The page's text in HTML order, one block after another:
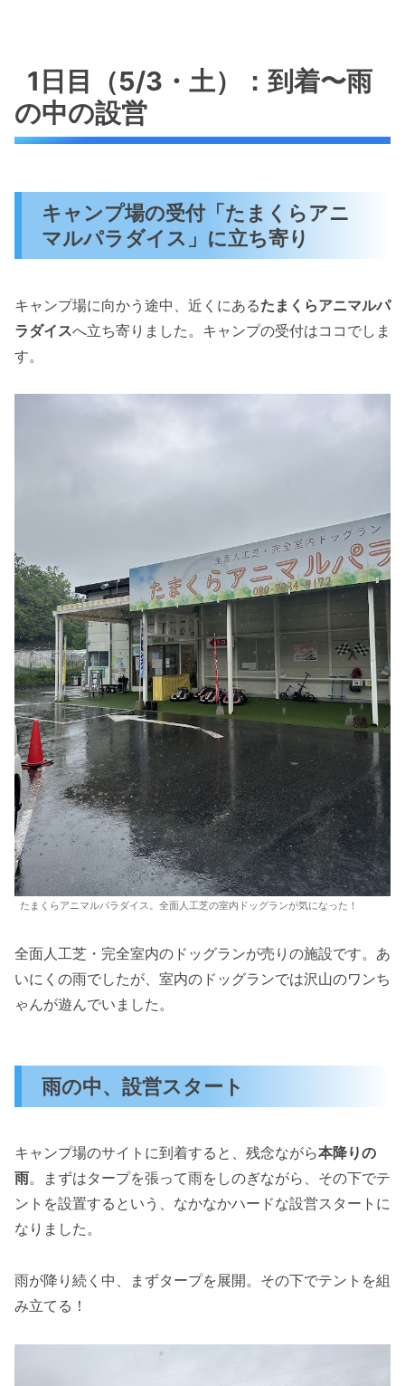
1日目（5/3・土）：到着〜雨
の中の設営
キャンプ場の受付「たまくらアニ
マルパラダイス」に立ち寄り
キャンプ場に向かう途中、近くにあるたまくらアニマルパ
ラダイスへ立ち寄りました。キャンプの受付はココでしま
す。
たまくらアニマルパラダイス。全面人工芝の室内ドッグランが気になった！
全面人工芝・完全室内のドッグランが売りの施設です。あ
いにくの雨でしたが、室内のドッグランでは沢山のワンち
ゃんが遊んでいました。
雨の中、設営スタート
キャンプ場のサイトに到着すると、残念ながら本降りの
雨。まずはタープを張って雨をしのぎながら、その下でテ
ントを設置するという、なかなかハードな設営スタートに
なりました。
雨が降り続く中、まずタープを展開。その下でテントを組
み立てる！